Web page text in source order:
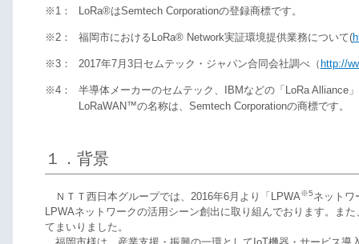
※1： LoRa®はSemtech Corporationの登録商標です。
※2： 福岡市におけるLoRa® Network実証環境提供業務について(
※3： 2017年7月3日セムテック・ジャパン合同会社調べ（ http://
※4：
半導体メーカーのセムテック、IBMなどの「LoRa Alliance
LoRaWAN™の名称は、Semtech Corporationの商標です。
１．背景
ＮＴＴ西日本グループでは、2016年6月より「LPWA※5ネットワ
LPWAネットワークの活用シーン創出に取り組んでおります。ま
てまいりました。